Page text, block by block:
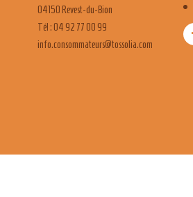
04150 Revest-du-Bion
Tél : 04 92 77 00 99
moc.ailossot@sruetammosnoc.ofni